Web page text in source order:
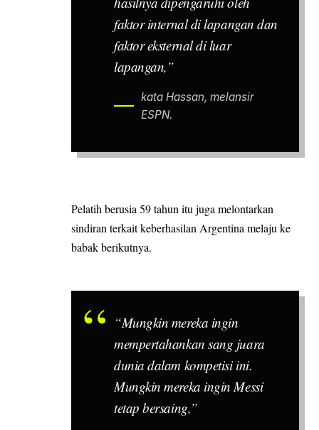
faktor internal di lapangan dan
faktor eksternal di luar
lapangan,”
kata Hassan, melansir
ESPN.
Pelatih berusia 59 tahun itu juga melontarkan
sindiran terkait keberhasilan Argentina melaju ke
babak berikutnya.
“Mungkin mereka ingin
mempertahankan sang juara
dunia dalam kompetisi ini.
Mungkin mereka ingin Messi
tetap bersaing,”